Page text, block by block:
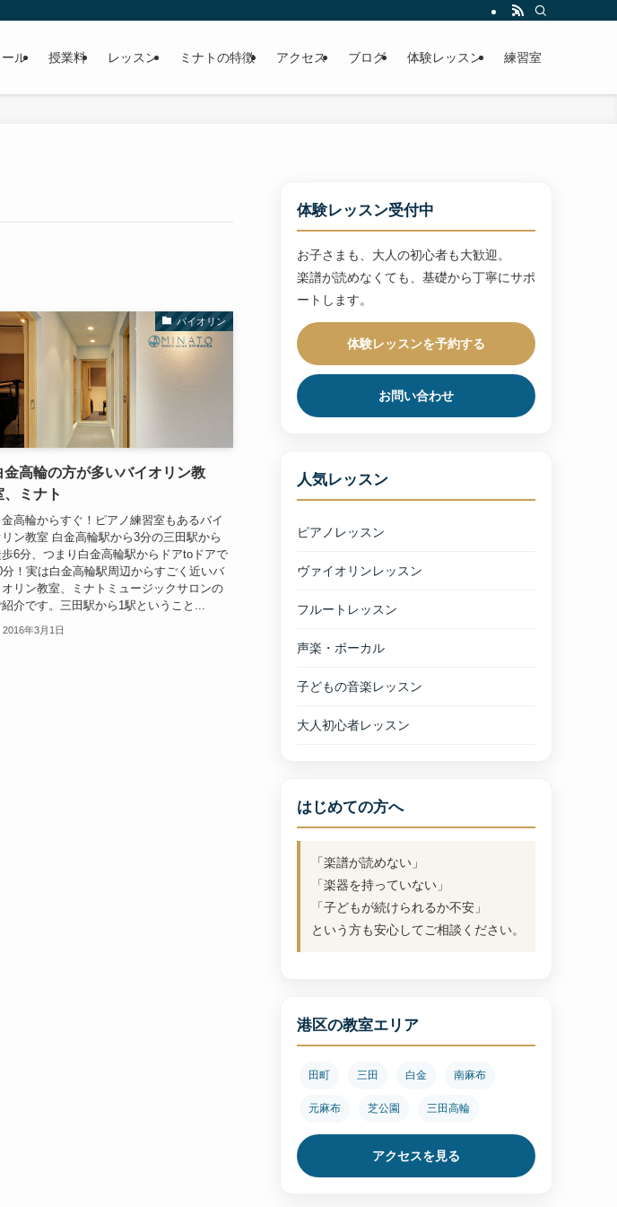
ル 授業料 レッスン ミナトの特徴 アクセス ブログ 体験レッスン 練習室
バイオリン
金高輪の方が多いバイオリン教
、ミナト
金高輪からすぐ！ピアノ練習室もあるバイ
リン教室 白金高輪駅から3分の三田駅から
6分、つまり白金高輪駅からドアtoドアで
分！実は白金高輪駅周辺からすごく近いバ
オリン教室、ミナトミュージックサロンの
紹介です。三田駅から1駅ということ...
2016年3月1日
体験レッスン受付中
お子さまも、大人の初心者も大歓迎。
楽譜が読めなくても、基礎から丁寧にサポ
ートします。
体験レッスンを予約する
お問い合わせ
人気レッスン
ピアノレッスン
ヴァイオリンレッスン
フルートレッスン
声楽・ボーカル
子どもの音楽レッスン
大人初心者レッスン
はじめての方へ
「楽譜が読めない」
「楽器を持っていない」
「子どもが続けられるか不安」
という方も安心してご相談ください。
港区の教室エリア
田町 三田 白金 南麻布
元麻布 芝公園 三田高輪
アクセスを見る